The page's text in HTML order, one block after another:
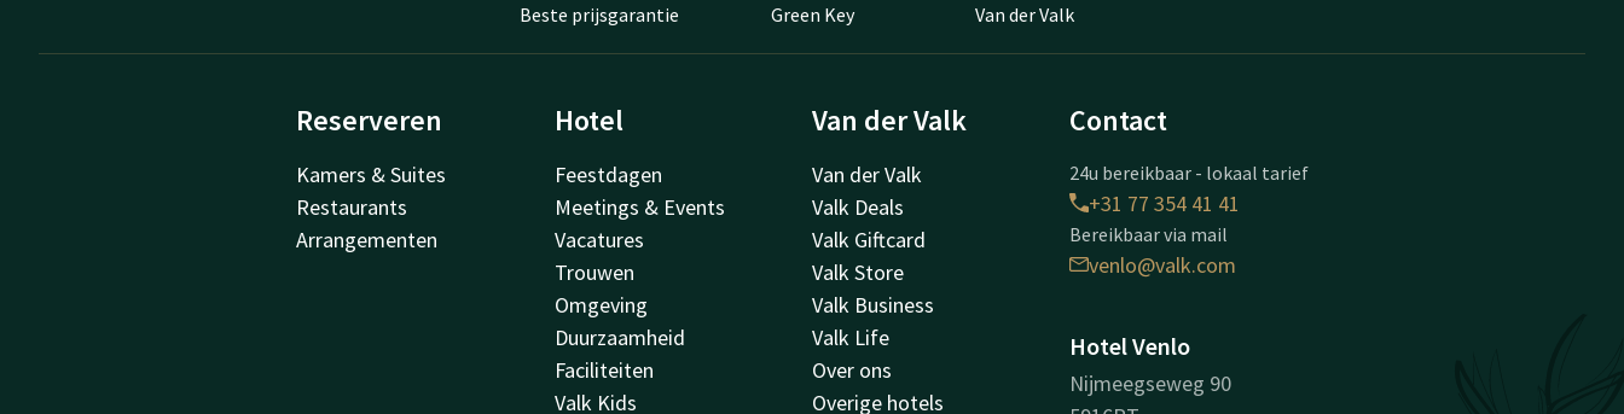
Beste prijsgarantie Green Key Van der Valk
Reserveren
Kamers & Suites
Restaurants
Arrangementen
Hotel
Feestdagen
Meetings & Events
Vacatures
Trouwen
Omgeving
Duurzaamheid
Faciliteiten
Valk Kids
Van der Valk
Van der Valk
Valk Deals
Valk Giftcard
Valk Store
Valk Business
Valk Life
Over ons
Overige hotels
Contact
24u bereikbaar - lokaal tarief
+31 77 354 41 41
Bereikbaar via mail
venlo@valk.com
Hotel Venlo
Nijmeegseweg 90